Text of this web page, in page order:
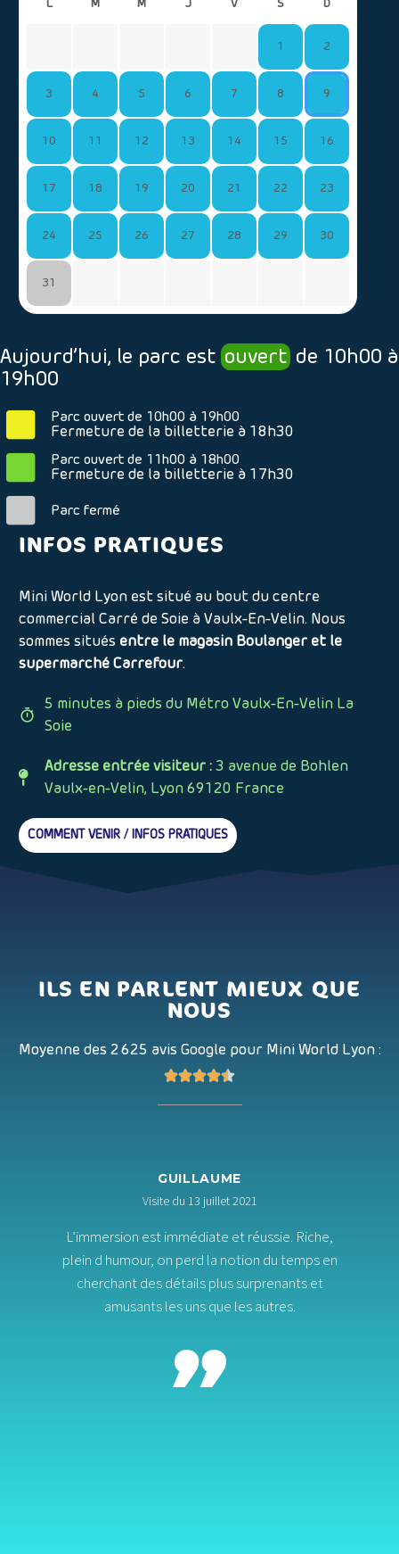
L M M J V S D
1 2
3 4 5 6 7 8 9
10 11 12 13 14 15 16
17 18 19 20 21 22 23
24 25 26 27 28 29 30
31
Aujourd’hui, le parc est ouvert de 10h00 à
19h00
Parc ouvert de 10h00 à 19h00
Fermeture de la billetterie à 18h30
Parc ouvert de 11h00 à 18h00
Fermeture de la billetterie à 17h30
Parc fermé
INFOS PRATIQUES
Mini World Lyon est situé au bout du centre
commercial Carré de Soie à Vaulx-En-Velin. Nous
sommes situés entre le magasin Boulanger et le
supermarché Carrefour.
5 minutes à pieds du Métro Vaulx-En-Velin La
Soie
Adresse entrée visiteur : 3 avenue de Bohlen
Vaulx-en-Velin, Lyon 69120 France
COMMENT VENIR / INFOS PRATIQUES
ILS EN PARLENT MIEUX QUE
NOUS
Moyenne des 2 625 avis Google pour Mini World Lyon :

GUILLAUME
Visite du 13 juillet 2021
L’immersion est immédiate et réussie. Riche,
plein d humour, on perd la notion du temps en
cherchant des détails plus surprenants et
amusants les uns que les autres.